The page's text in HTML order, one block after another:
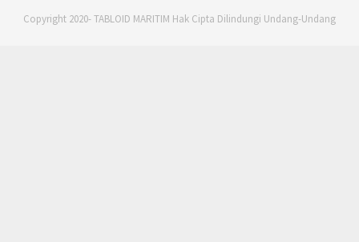
Copyright 2020- TABLOID MARITIM Hak Cipta Dilindungi Undang-Undang